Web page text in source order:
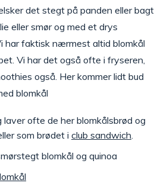
det stegt på panden eller bagt
eller smør og med et drys
har faktisk nærmest altid blomkål
Vi har det også ofte i fryseren,
også. Her kommer lidt bud
blomkål
laver ofte de her blomkålsbrød og
som brødet i club sandwich
blomkål og quinoa